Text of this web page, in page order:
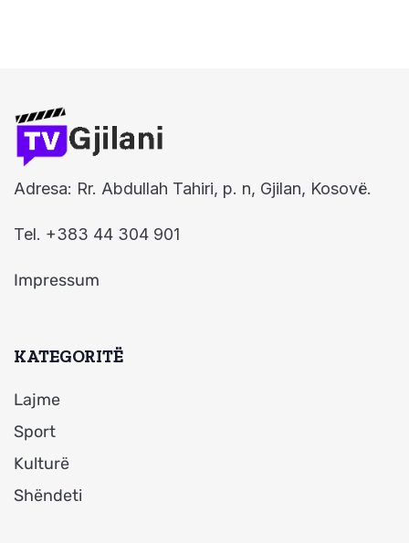
Adresa: Rr. Abdullah Tahiri, p. n, Gjilan, Kosovë.
Tel. +383 44 304 901
Impressum
KATEGORITË
Lajme
Sport
Kulturë
Shëndeti